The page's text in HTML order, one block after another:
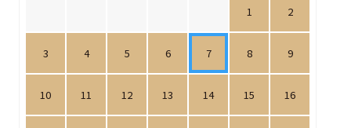
1 2
3 4 5 6 7 8 9
10 11 12 13 14 15 16